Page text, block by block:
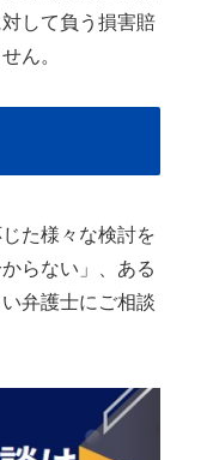
して負う損害賠
ん。
た様々な検討を
らない」、ある
弁護士にご相談